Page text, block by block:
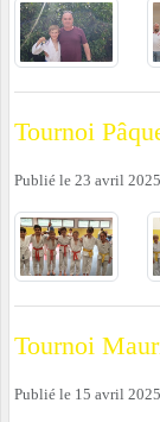
Tournoi
Publié le 23 avril 2025
Tournoi
Publié le 15 avril 2025